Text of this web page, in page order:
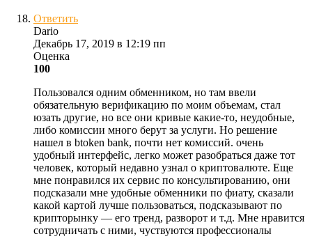
Ответить
Dario
Декабрь 17, 2019 в 12:19 пп
Оценка
100
Пользовался одним обменником, но там ввели
обязательную верификацию по моим объемам, стал
юзать другие, но все они кривые какие-то, неудобные,
либо комиссии много берут за услуги. Но решение
нашел в btoken bank, почти нет комиссий. очень
удобный интерфейс, легко может разобраться даже тот
человек, который недавно узнал о криптовалюте. Еще
мне понравился их сервис по консультированию, они
подсказали мне удобные обменники по фиату, сказали
какой картой лучше пользоваться, подсказывают по
крипторынку — его тренд, разворот и т.д. Мне нравится
сотрудничать с ними, чуствуются профессионалы